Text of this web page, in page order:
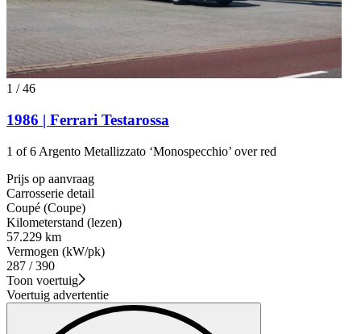
1 /46
1986 | Ferrari Testarossa
1 of 6 Argento Metallizzato ‘Monospecchio’ over red
Prijs op aanvraag
Carrosserie detail
Coupé (Coupe)
Kilometerstand (lezen)
57.229 km
Vermogen (kW/pk)
287 / 390
Toon voertuig
Voertuig advertentie